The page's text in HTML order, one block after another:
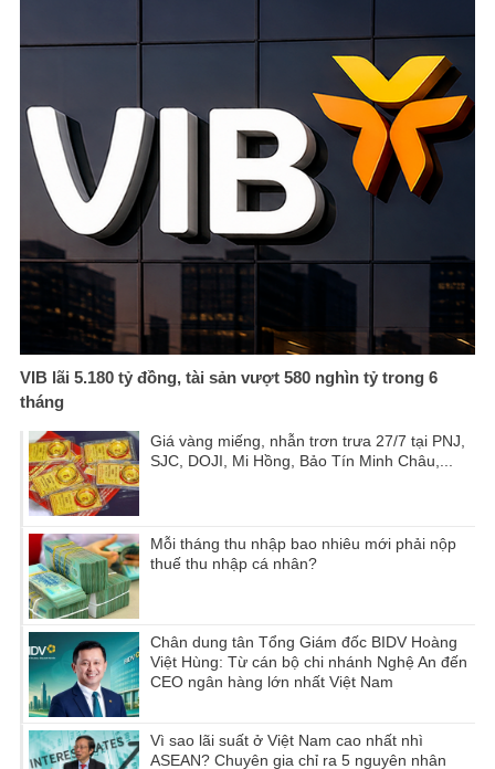
VIB lãi 5.180 tỷ đồng, tài sản vượt 580 nghìn tỷ trong 6
tháng
Giá vàng miếng, nhẫn trơn trưa 27/7 tại PNJ,
SJC, DOJI, Mi Hồng, Bảo Tín Minh Châu,...
Mỗi tháng thu nhập bao nhiêu mới phải nộp
thuế thu nhập cá nhân?
Chân dung tân Tổng Giám đốc BIDV Hoàng
Việt Hùng: Từ cán bộ chi nhánh Nghệ An đến
CEO ngân hàng lớn nhất Việt Nam
Vì sao lãi suất ở Việt Nam cao nhất nhì
ASEAN? Chuyên gia chỉ ra 5 nguyên nhân